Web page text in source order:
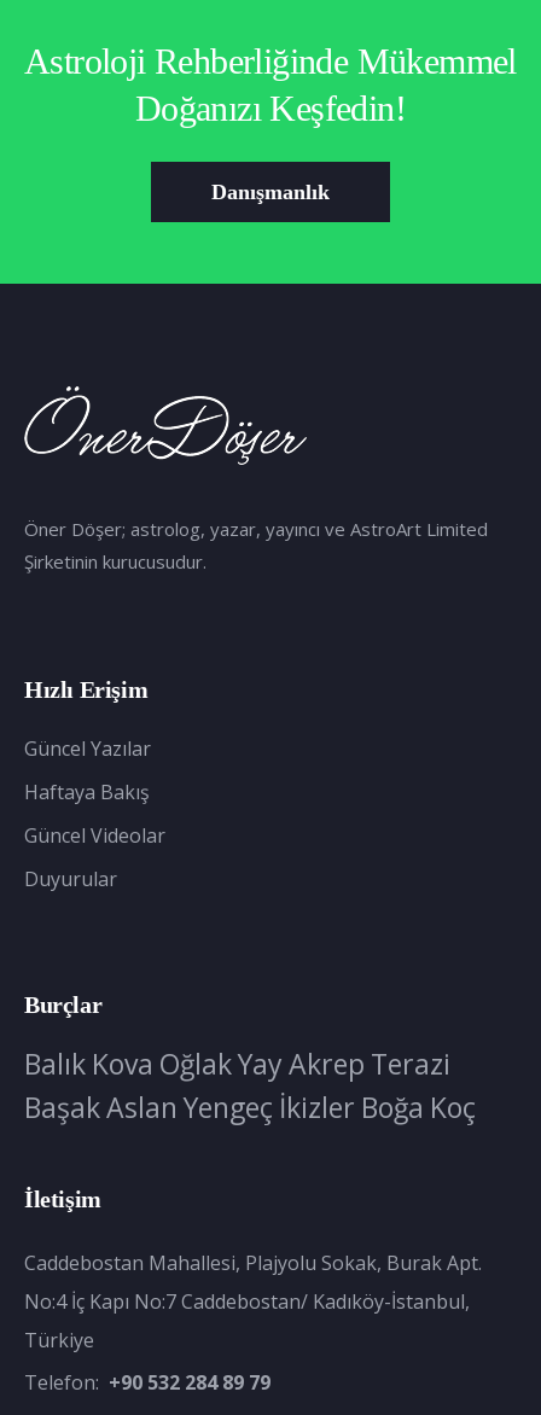
Astroloji Rehberliğinde Mükemmel
Doğanızı Keşfedin!
Danışmanlık
Öner Döşer; astrolog, yazar, yayıncı ve AstroArt Limited
Şirketinin kurucusudur.
Hızlı Erişim
Güncel Yazılar
Haftaya Bakış
Güncel Videolar
Duyurular
Burçlar
Balık Kova OğlakYayAkrep Terazi
BaşakAslan Yengeç İkizler Boğa Koç
İletişim
Caddebostan Mahallesi, Plajyolu Sokak, Burak Apt.
No:4 İç Kapı No:7 Caddebostan/ Kadıköy-İstanbul,
Türkiye
Telefon: +90 532 284 89 79